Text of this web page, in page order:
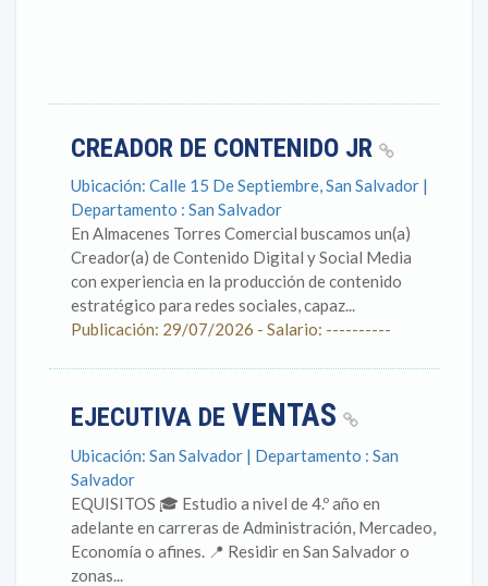
CREADOR DE CONTENIDO JR
Ubicación: Calle 15 De Septiembre, San Salvador |
Departamento : San Salvador
En Almacenes Torres Comercial buscamos un(a)
Creador(a) de Contenido Digital y Social Media
con experiencia en la producción de contenido
estratégico para redes sociales, capaz...
Publicación: 29/07/2026 - Salario: ----------
EJECUTIVA DE VENTAS
Ubicación: San Salvador | Departamento : San
Salvador
EQUISITOS 🎓 Estudio a nivel de 4.º año en
adelante en carreras de Administración, Mercadeo,
Economía o afines. 📍 Residir en San Salvador o
zonas...